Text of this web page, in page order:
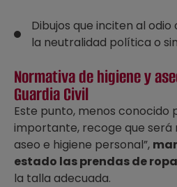
Dibujos que inciten al
la neutralidad política o
Normativa de higiene y
Guardia Civil
Este punto, menos conocido
importante, recoge que será
aseo e higiene personal”,
estado las prendas de
la talla adecuada.